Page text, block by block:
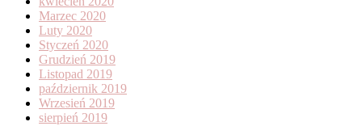
Marzec 2020
Luty 2020
Styczeń 2020
Grudzień 2019
Listopad 2019
październik 2019
Wrzesień 2019
sierpień 2019